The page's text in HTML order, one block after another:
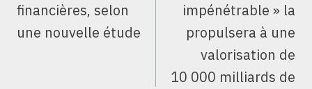
financières, selon
une nouvelle étude
impénétrable » la
propulsera à une
valorisation de
10 000 milliards de